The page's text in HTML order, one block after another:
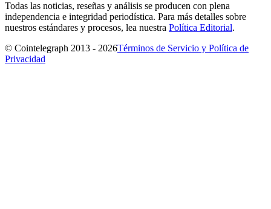
Todas las noticias, reseñas y análisis se producen con plena
independencia e integridad periodística. Para más detalles sobre
nuestros estándares y procesos, lea nuestra Política Editorial.
© Cointelegraph 2013 - 2026Términos de Servicio y Política de
Privacidad